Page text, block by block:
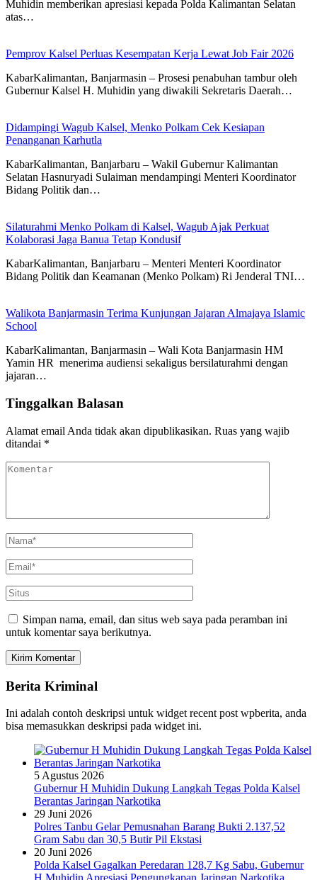
Muhidin memberikan apresiasi kepada Polda Kalimantan Selatan
atas…
Pemprov Kalsel Perluas Kesempatan Kerja Lewat Job Fair 2026
KabarKalimantan, Banjarmasin – Prosesi penabuhan tambur oleh
Gubernur Kalsel H. Muhidin yang diwakili Sekretaris Daerah…
Didampingi Wagub Kalsel, Menko Polkam Cek Kesiapan
Penanganan Karhutla
KabarKalimantan, Banjarbaru – Wakil Gubernur Kalimantan
Selatan Hasnuryadi Sulaiman mendampingi Menteri Koordinator
Bidang Politik dan…
Silaturahmi Menko Polkam di Kalsel, Wagub Ajak Perkuat
Kolaborasi Jaga Banua Tetap Kondusif
KabarKalimantan, Banjarbaru – Menteri Menteri Koordinator
Bidang Politik dan Keamanan (Menko Polkam) Ri Jenderal TNI…
Walikota Banjarmasin Terima Kunjungan Jajaran Almajaya Islamic
School
KabarKalimantan, Banjarmasin – Wali Kota Banjarmasin HM
Yamin HR menerima audiensi sekaligus bersilaturahmi dengan
jajaran…
Tinggalkan Balasan
Alamat email Anda tidak akan dipublikasikan. Ruas yang wajib
ditandai *
Simpan nama, email, dan situs web saya pada peramban ini
untuk komentar saya berikutnya.
Berita Kriminal
Ini adalah contoh deskripsi untuk widget recent post wpberita, anda
bisa memasukkan deskripsi pada widget ini.
5 Agustus 2026
Gubernur H Muhidin Dukung Langkah Tegas Polda Kalsel
Berantas Jaringan Narkotika
29 Juni 2026
Polres Tanbu Gelar Pemusnahan Barang Bukti 2.137,52
Gram Sabu dan 30,5 Butir Pil Ekstasi
20 Juni 2026
Polda Kalsel Gagalkan Peredaran 128,7 Kg Sabu, Gubernur